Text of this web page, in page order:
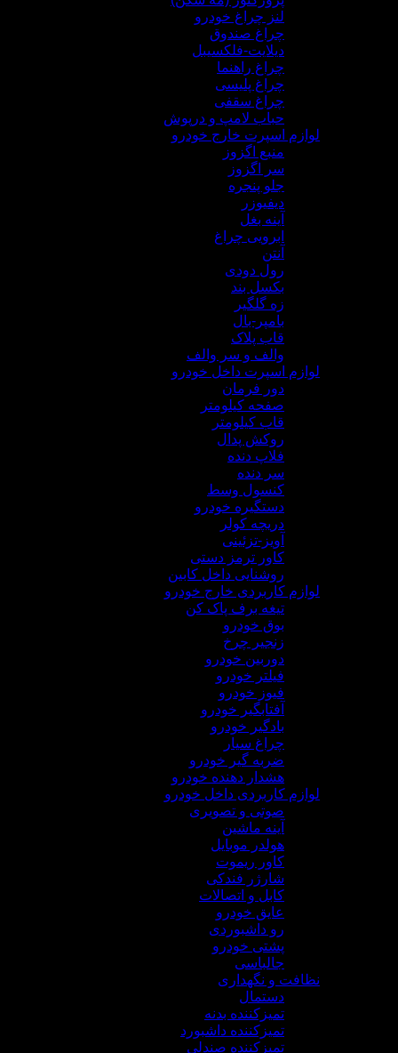
لنز چراغ خودرو
چراغ صندوق
دیلایت-فلکسیبل
چراغ راهنما
چراغ پلیسی
چراغ سقفی
حباب لامپ و درپوش
لوازم اسپرت خارج خودرو
منبع اگزوز
سر اگزوز
جلو پنجره
دیفیوزر
آینه بغل
ابرویی چراغ
آنتن
رول دودی
بکسل بند
زه گلگیر
بامپر-بال
قاب پلاک
والف و سر والف
لوازم اسپرت داخل خودرو
دور فرمان
صفحه کیلومتر
قاب کیلومتر
روکش پدال
فلاپ دنده
سر دنده
کنسول وسط
دستگیره خودرو
دریچه کولر
آویز-تزئینی
کاور ترمز دستی
روشنایی داخل کابین
لوازم کاربردی خارج خودرو
تیغه برف پاک کن
بوق خودرو
زنجیر چرخ
دوربین خودرو
فیلتر خودرو
فیوز خودرو
آفتابگیر خودرو
بادگیر خودرو
چراغ سیار
ضربه گیر خودرو
هشدار دهنده خودرو
لوازم کاربردی داخل خودرو
صوتی و تصویری
آینه ماشین
هولدر موبایل
کاور ریموت
شارژر فندکی
کابل و اتصالات
عایق خودرو
رو داشبوردی
پشتی خودرو
جالباسی
نظافت و نگهداری
دستمال
تمیزکننده بدنه
تمیزکننده داشبورد
تمیزکننده صندلی